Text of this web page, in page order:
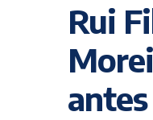
Rui
antes